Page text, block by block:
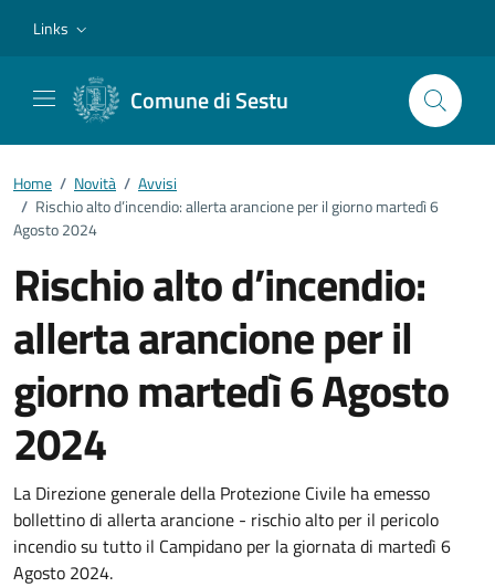
Links
Comune di Sestu
Home / Novità / Avvisi
/ Rischio alto d’incendio: allerta arancione per il giorno martedì 6
Agosto 2024
Rischio alto d’incendio:
allerta arancione per il
giorno martedì 6 Agosto
2024
Dettagli della notizia
La Direzione generale della Protezione Civile ha emesso
bollettino di allerta arancione - rischio alto per il pericolo
incendio su tutto il Campidano per la giornata di martedì 6
Agosto 2024.